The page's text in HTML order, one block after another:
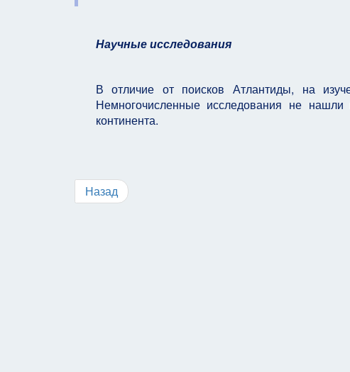
Научные исследования
В отличие от поисков Атлантиды, на
Немногочисленные исследования не
континента.
Назад